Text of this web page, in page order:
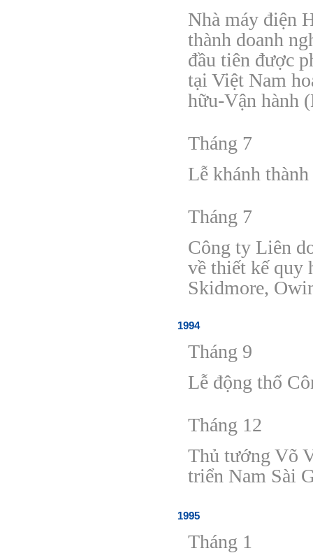
Nhà máy điện
thành doanh
đầu tiên được
tại Việt Nam
hữu-Vận hành
Tháng 7
Lễ khánh
Tháng 7
Công ty Liên
vềthiết kếquy
Skidmore,
1994
Tháng 9
Lễ động thổ
Tháng 12
Thủ tướng Võ
triển Nam Sài
1995
Tháng 1